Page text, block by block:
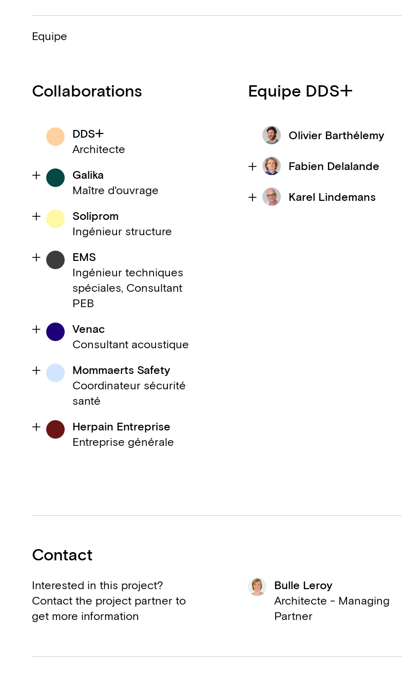
Equipe
Collaborations
DDS+
Architecte
Galika
Maître d'ouvrage
Soliprom
Ingénieur structure
EMS
Ingénieur techniques
spéciales, Consultant
PEB
Venac
Consultant acoustique
Mommaerts Safety
Coordinateur sécurité
santé
Herpain Entreprise
Entreprise générale
Equipe DDS+
Olivier Barthélemy
Fabien Delalande
Karel Lindemans
Contact
Interested in this project?
Contact the project partner to
get more information
Bulle Leroy
Architecte - Managing
Partner